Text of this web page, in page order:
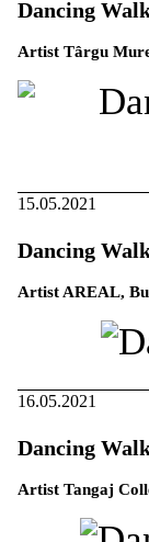
Dancing
Artist Târgu
15.05.2021
Dancing
Artist AREAL,
16.05.2021
Dancing
Artist Tangaj